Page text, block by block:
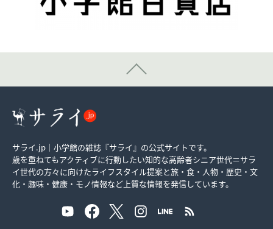
サライ.jp｜小学館の雑誌『サライ』の公式サイトです。
歳を重ねてもアクティブに行動したい知的な高齢者シニア世代＝サラ
イ世代の方々に向けたライフスタイル提案と旅・食・人物・歴史・文
化・趣味・健康・モノ情報など上質な情報を発信しています。